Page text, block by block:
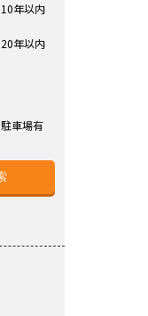
10年以内
20年以内
駐車場有